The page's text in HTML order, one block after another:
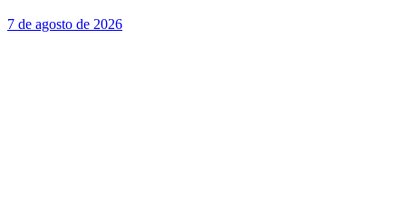
7 de agosto de 2026